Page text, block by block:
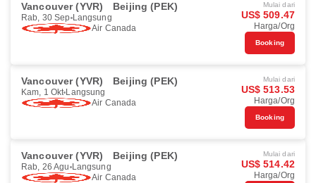
Vancouver (YVR) Beijing (PEK)
Rab, 30 Sep Langsung
Air Canada
Mulai dari
US$ 509.47
Harga/Org
Booking
Vancouver (YVR) Beijing (PEK)
Kam, 1 Okt Langsung
Air Canada
Mulai dari
US$ 513.53
Harga/Org
Booking
Vancouver (YVR) Beijing (PEK)
Rab, 26 Agu Langsung
Air Canada
Mulai dari
US$ 514.42
Harga/Org